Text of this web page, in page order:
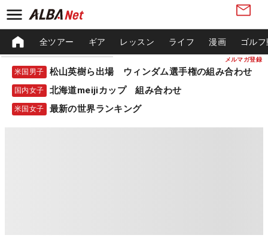
メルマガ登録
全ツアー ギア レッスン ライフ 漫画 ゴル
米国男子 松山英樹ら出場 ウィンダム選手権の組み合わせ
国内女子 北海道meijiカップ 組み合わせ
米国女子 最新の世界ランキング